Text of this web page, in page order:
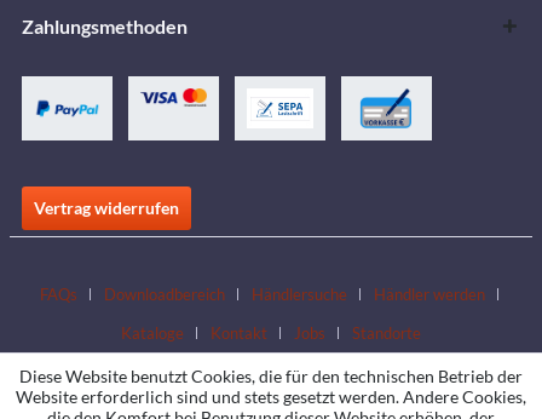
Zahlungsmethoden
Vertrag widerrufen
FAQs Downloadbereich Händlersuche
Händler werden
Kataloge
Kontakt Jobs Standorte
Diese Website benutzt Cookies, die für den technischen Betrieb der
Website erforderlich sind und stets gesetzt werden. Andere Cookies,